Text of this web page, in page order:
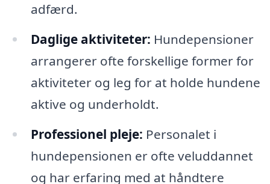
adfærd.
Daglige aktiviteter: Hundepensioner
arrangerer ofte forskellige former for
aktiviteter og leg for at holde hundene
aktive og underholdt.
Professionel pleje: Personalet i
hundepensionen er ofte veluddannet
og har erfaring med at håndtere